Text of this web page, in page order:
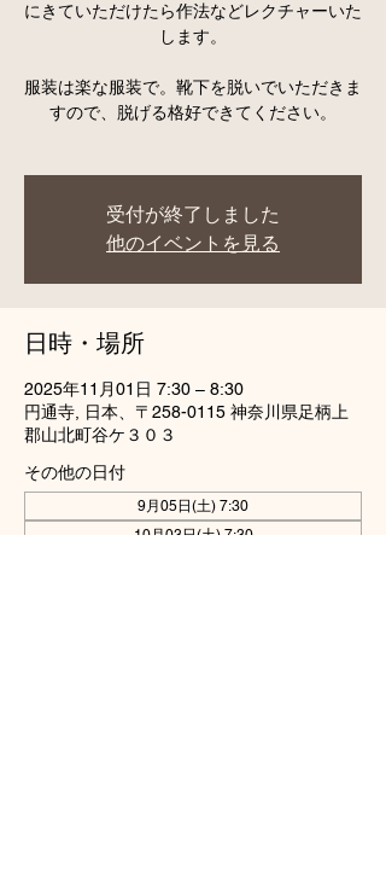
にきていただけたら作法などレクチャーいた
します。
服装は楽な服装で。靴下を脱いでいただきま
すので、脱げる格好できてください。
受付が終了しました
他のイベントを見る
日時・場所
2025年11月01日 7:30 – 8:30
円通寺, 日本、〒258-0115 神奈川県足柄上
郡山北町谷ケ３０３
その他の日付
9月05日(土) 7:30
10月03日(土) 7:30